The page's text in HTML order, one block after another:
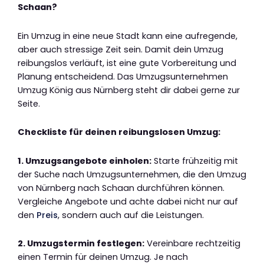
Schaan?
Ein Umzug in eine neue Stadt kann eine aufregende,
aber auch stressige Zeit sein. Damit dein Umzug
reibungslos verläuft, ist eine gute Vorbereitung und
Planung entscheidend. Das Umzugsunternehmen
Umzug König aus Nürnberg steht dir dabei gerne zur
Seite.
Checkliste für deinen reibungslosen Umzug:
1. Umzugsangebote einholen: Starte frühzeitig mit
der Suche nach Umzugsunternehmen, die den Umzug
von Nürnberg nach Schaan durchführen können.
Vergleiche Angebote und achte dabei nicht nur auf
den Preis, sondern auch auf die Leistungen.
2. Umzugstermin festlegen: Vereinbare rechtzeitig
einen Termin für deinen Umzug. Je nach